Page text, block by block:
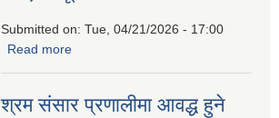
Submitted on: Tue, 04/21/2026 - 17:00
Read more
लागि उद्यमशिलता प्रवर्द्धन कार्यक्रममा
गरिएको सूचना
श्रम संसार प्रणालीमा आवद्ध हुने